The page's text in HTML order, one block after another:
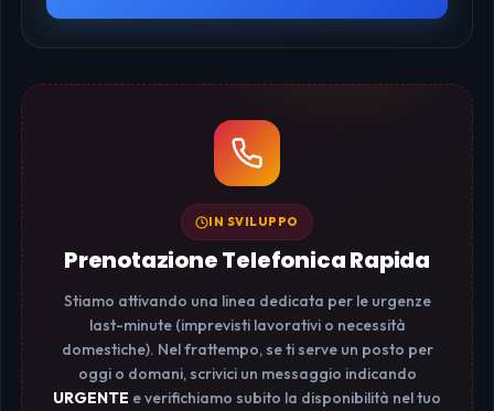
IN SVILUPPO
Prenotazione Telefonica Rapida
Stiamo attivando una linea dedicata per le urgenze
last-minute (imprevisti lavorativi o necessità
domestiche). Nel frattempo, se ti serve un posto per
oggi o domani, scrivici un messaggio indicando
URGENTE e verifichiamo subito la disponibilità nel tuo